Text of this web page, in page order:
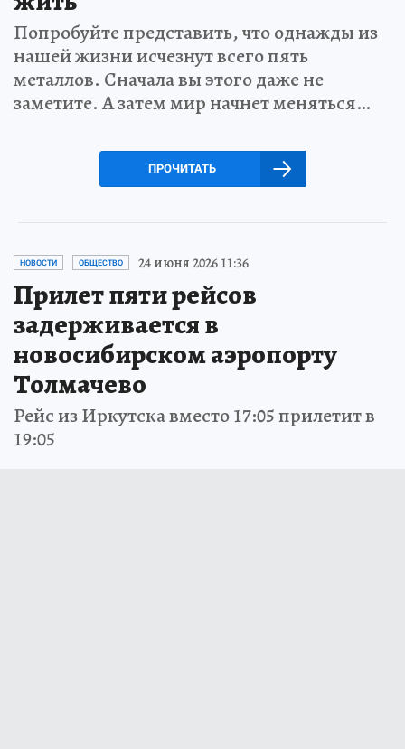
Попробуйте представить, что однажды из
нашей жизни исчезнут всего пять
металлов. Сначала вы этого даже не
заметите. А затем мир начнет меняться…
ПРОЧИТАТЬ
НОВОСТИ ОБЩЕСТВО 24 июня 2026 11:36
Прилет пяти рейсов
задерживается в
новосибирском аэропорту
Толмачево
Рейс из Иркутска вместо 17:05 прилетит в
19:05